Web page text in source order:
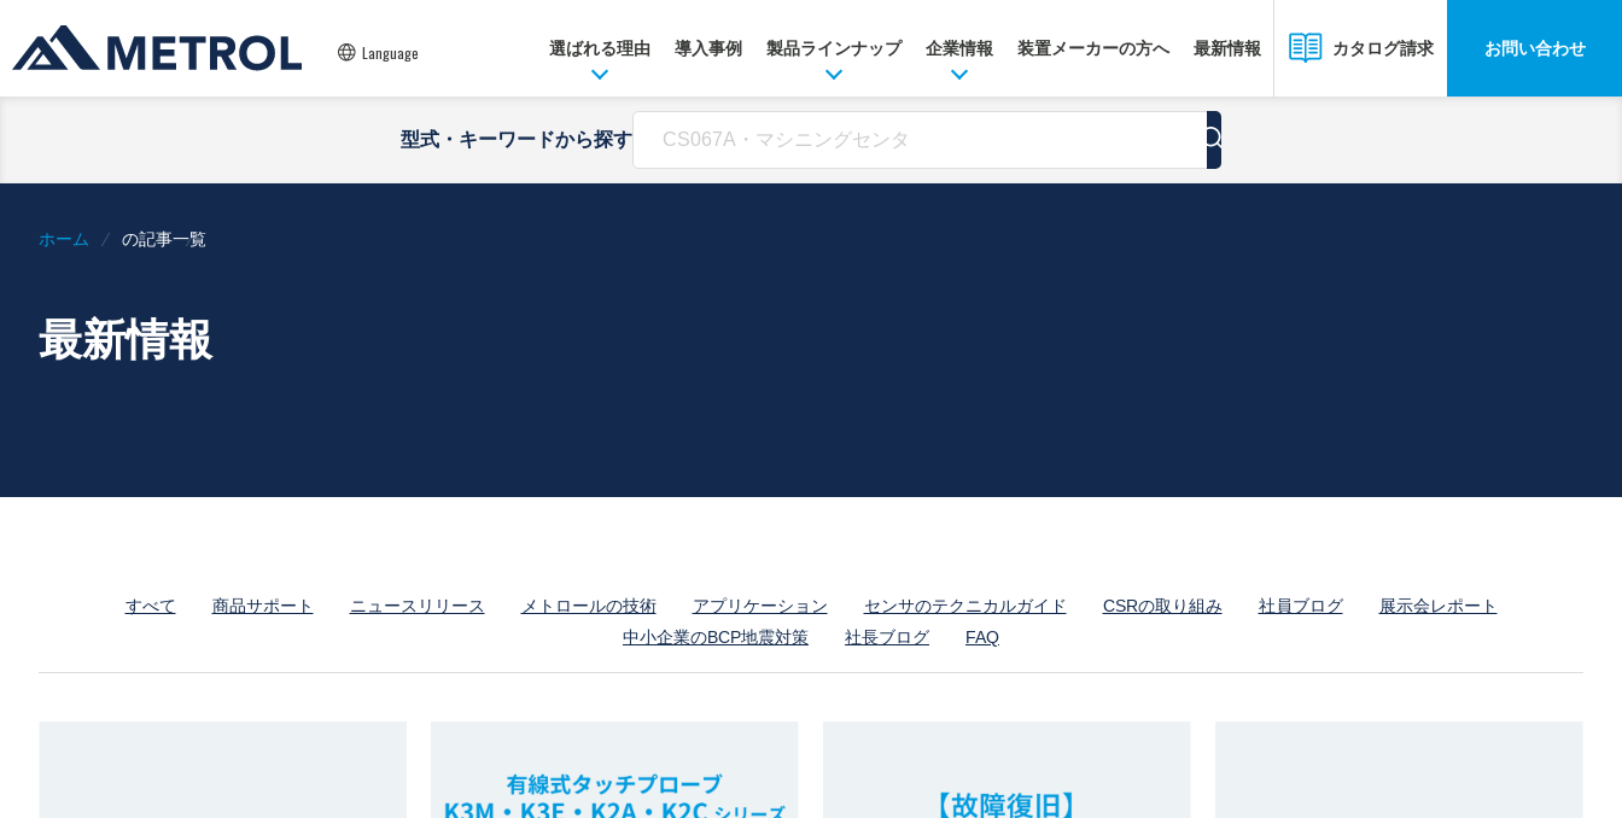
Language 選ばれる理由 導入事例 製品ラインナップ 企業情報 装置メーカーの方へ 最新情報 カタログ請求 お問い合わせ
型式・キーワードから探す
ホーム の記事一覧
最新情報
すべて 商品サポート ニュースリリース メトロールの技術 アプリケーション センサのテクニカルガイド CSRの取り組み 社員ブログ
展示会レポート
中小企業のBCP地震対策
社長ブログ FAQ